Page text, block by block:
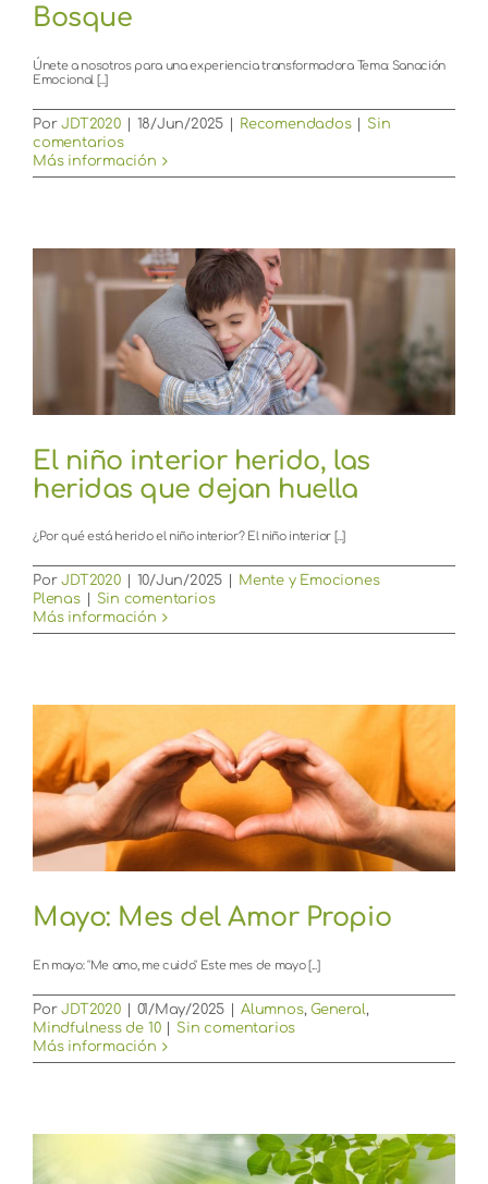
Bosque
Únete a nosotros para una experiencia transformadora Tema: Sanación
Emocional [...]
PorJDT2020 18/Jun/2025 Recomendados
Sin
comentarios
Más información
El niño interior herido, las
heridas que dejan huella
¿Por qué está herido el niño interior? El niño interior [...]
PorJDT2020 10/Jun/2025
Mente y Emociones
Plenas
Sin comentarios
Más información
Mayo: Mes del Amor Propio
En mayo: "Me amo, me cuido" Este mes de mayo [...]
PorJDT2020 01/May/2025 Alumnos,General,
Mindfulness de 10
Sin comentarios
Más información